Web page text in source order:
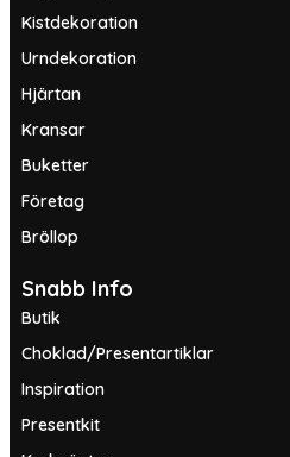
Kistdekoration
Urndekoration
Hjärtan
Kransar
Buketter
Företag
Bröllop
Snabb Info
Butik
Choklad/Presentartiklar
Inspiration
Presentkit